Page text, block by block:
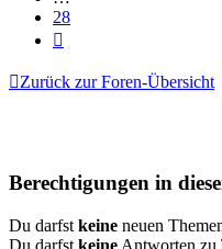
28
Zurück zur Foren-Übersicht
Berechtigungen in
Du darfst keine neuen
Du darfst keine Antworten zu